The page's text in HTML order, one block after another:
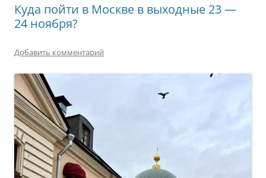
Куда пойти в Москве в выходные 23 —
24 ноября?
Добавить комментарий